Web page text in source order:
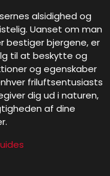
alsidighed og
Uanset om man
bestiger bjergene, er
til at beskytte og
og egenskaber
friluftsentusiasts
dig ud i naturen,
af dine